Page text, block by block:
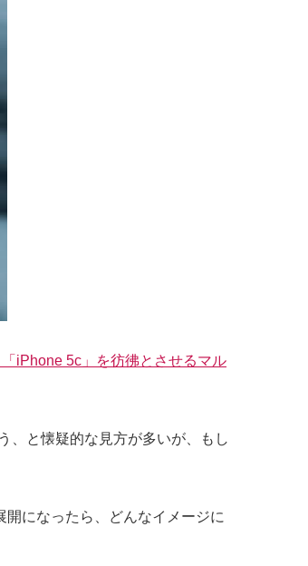
iPhone 5c」を彷彿とさせるマル
、と懐疑的な見方が多いが、もし
になったら、どんなイメージに